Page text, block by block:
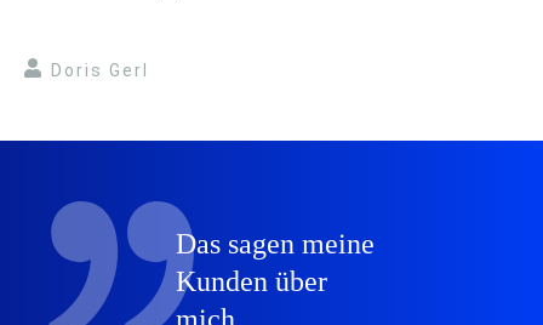
Doris Gerl
Das sagen meine
Kunden über
mich